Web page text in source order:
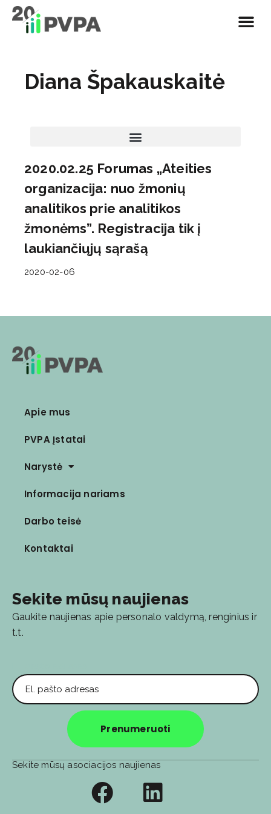
Diana Špakauskaitė
2020.02.25 Forumas „Ateities
organizacija: nuo žmonių
analitikos prie analitikos
žmonėms”. Registracija tik į
laukiančiųjų sąrašą
2020-02-06
Apie mus
PVPA Įstatai
Narystė
Informacija nariams
Darbo teisė
Kontaktai
Sekite mūsų naujienas
Gaukite naujienas apie personalo valdymą, renginius ir
t.t.
Prenumeruoti
Sekite mūsų asociacijos naujienas